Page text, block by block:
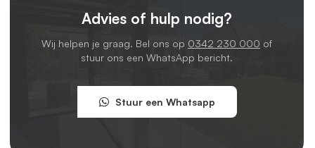
Advies of hulp nodig?
Wij helpen je graag. Bel ons op 0342 230 000 of
stuur ons een WhatsApp bericht.
Stuur een Whatsapp